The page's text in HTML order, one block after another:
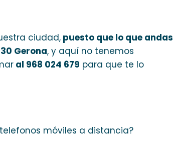
ciudad, puesto que lo que andas
Gerona, y aquí no tenemos
al 968 024 679 para que te lo
móviles a distancia?